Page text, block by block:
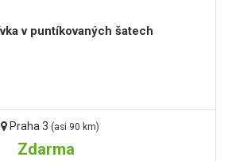
v puntíkovaných šatech
Praha 3 (asi 90 km)
Zdarma